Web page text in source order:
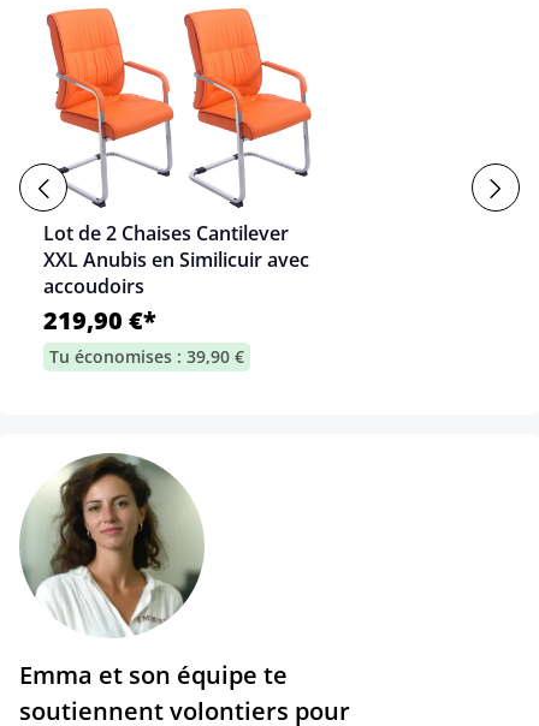
Lot de 2 Chaises Cantilever
XXL Anubis en Similicuir avec
accoudoirs
219,90 €*
Tu économises : 39,90 €
Emma et son équipe te
soutiennent volontiers pour